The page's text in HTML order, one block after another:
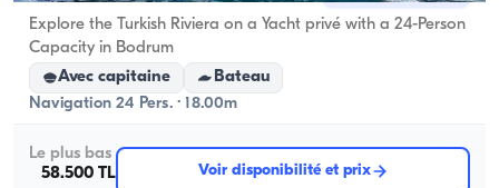
Explore the Turkish Riviera on a Yacht privé with a 24-Person
Capacity in Bodrum
Avec capitaine
Bateau
Navigation 24 Pers. · 18.00m
Le plus bas
58.500 TL
Voir disponibilité et prix